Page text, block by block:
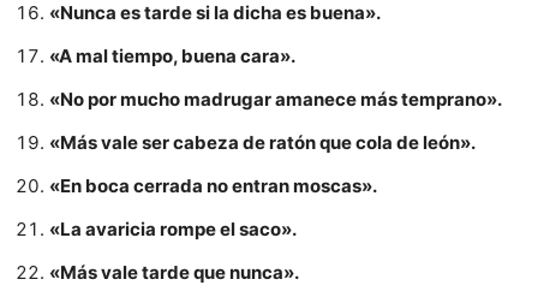
«Nunca es tarde si la dicha es buena».
«A mal tiempo, buena cara».
«No por mucho madrugar amanece más temprano».
«Más vale ser cabeza de ratón que cola de león».
«En boca cerrada no entran moscas».
«La avaricia rompe el saco».
«Más vale tarde que nunca».